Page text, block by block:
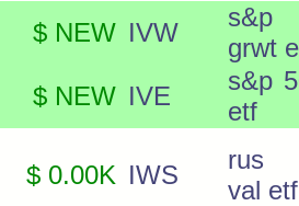
$ NEW IVW
grwt
$ NEW IVE
s&p
etf
$ 0.00K IWS
rus
val etf